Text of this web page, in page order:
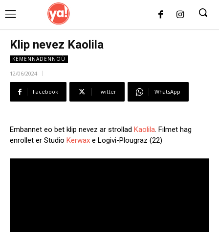
Klip nevez Kaolila
KEMENNADENNOÙ
12/06/2024
Facebook Twitter WhatsApp
Embannet eo bet klip nevez ar strollad Kaolila. Filmet hag
enrollet er Studio Kerwax e Logivi-Plougraz (22)